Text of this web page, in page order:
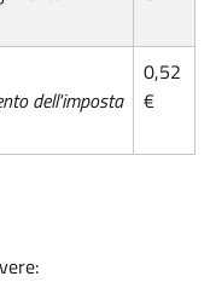
dell'imposta
0,52
€